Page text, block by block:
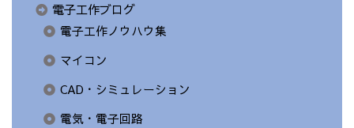
電子工作ブログ
電子工作ノウハウ集
マイコン
CAD・シミュレーション
電気・電子回路